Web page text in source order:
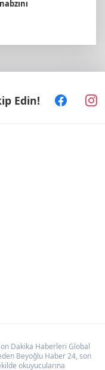
daha sportif
Edin!
Dakika Haberleri Global
Beyoğlu Haber 24, son
okuyucularına